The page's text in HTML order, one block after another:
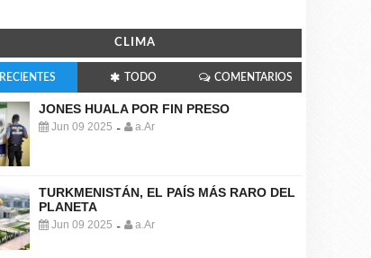
CLIMA
RECIENTES TODO COMENTARIOS
JONES HUALA POR FIN PRESO
Jun 09 2025 - a.Ar
TURKMENISTÁN, EL PAÍS MÁS RARO DEL
PLANETA
Jun 09 2025 - a.Ar